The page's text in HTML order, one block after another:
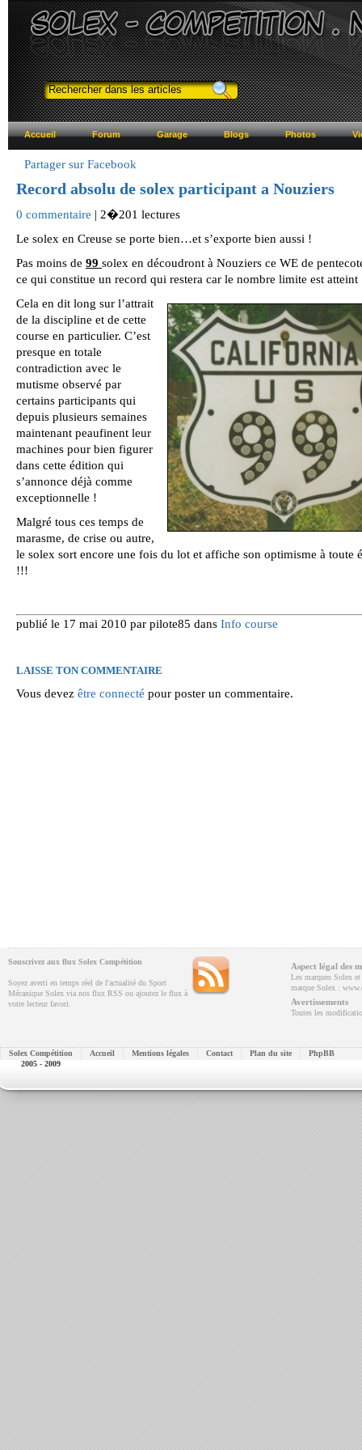
Accueil Forum Garage Blogs Photos
Partager sur Facebook
Record absolu de solex participant a Nouziers
0 commentaire | 2�201 lectures
Le solex en Creuse se porte bien…et s’exporte bien aussi !
Pas moins de 99 solex en découdront à Nouziers ce WE de
ce qui constitue un record qui restera car le nombre limite est
Cela en dit long sur l’attrait
de la discipline et de cette
course en particulier. C’est
presque en totale
contradiction avec le
mutisme observé par
certains participants qui
depuis plusieurs semaines
maintenant peaufinent leur
machines pour bien figurer
dans cette édition qui
s’annonce déjà comme
exceptionnelle !
Malgré tous ces temps de
marasme, de crise ou autre,
le solex sort encore une fois du lot et affiche son optimisme à toute
!!!
publié le 17 mai 2010 par pilote85 dans Info course
LAISSE TON COMMENTAIRE
Vous devez être connecté pour poster un commentaire.
Souscrivez aux flux Solex Compétition
Soyez averti en temps réel de l'actualité du Sport
Mécanique Solex via nos flux RSS ou ajoutez le flux à
votre lecteur favori.
Aspect légal des
Les marques Solex
marque Solex :
Avertissements
Toutes les
Solex Compétition
2005 - 2009
Accueil Mentions légales Contact Plan du site PhpBB